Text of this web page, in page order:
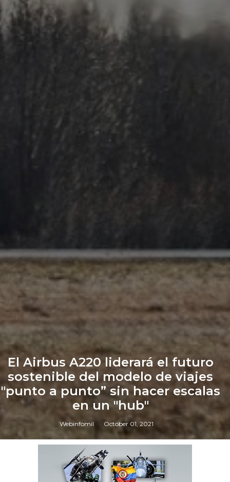
El Airbus A220 liderará el futuro
sostenible del modelo de viajes
"punto a punto” sin hacer escalas
en un "hub"
Webinfomil October 01, 2021